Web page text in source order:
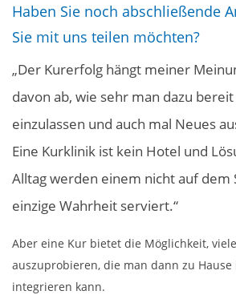
Haben Sie noch abschließende
Sie mit uns teilen möchten?
„Der Kurerfolg hängt meiner
davon ab, wie sehr man dazu
einzulassen und auch mal Neues
Eine Kurklinik ist kein Hotel und
Alltag werden einem nicht auf dem
einzige Wahrheit serviert.“
Aber eine Kur bietet die Möglichkeit,
auszuprobieren, die man dann zu
integrieren kann.